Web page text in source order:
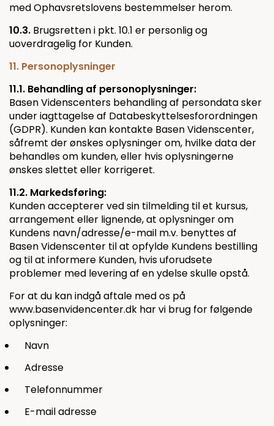
med Ophavsretslovens bestemmelser herom.
10.3. Brugsretten i pkt. 10.1 er personlig og
uoverdragelig for Kunden.
11. Personoplysninger
11.1. Behandling af personoplysninger:
Basen Videnscenters behandling af persondata sker
under iagttagelse af Databeskyttelsesforordningen
(GDPR). Kunden kan kontakte Basen Videnscenter,
såfremt der ønskes oplysninger om, hvilke data der
behandles om kunden, eller hvis oplysningerne
ønskes slettet eller korrigeret.
11.2. Markedsføring:
Kunden accepterer ved sin tilmelding til et kursus,
arrangement eller lignende, at oplysninger om
Kundens navn/adresse/e-mail m.v. benyttes af
Basen Videnscenter til at opfylde Kundens bestilling
og til at informere Kunden, hvis uforudsete
problemer med levering af en ydelse skulle opstå.
For at du kan indgå aftale med os på
www.basenvidencenter.dk har vi brug for følgende
oplysninger:
Navn
Adresse
Telefonnummer
E-mail adresse